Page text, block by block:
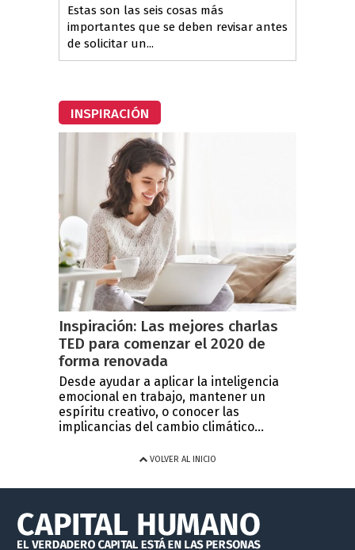
Estas son las seis cosas más
importantes que se deben revisar antes
de solicitar un...
INSPIRACIÓN
Inspiración: Las mejores charlas
TED para comenzar el 2020 de
forma renovada
Desde ayudar a aplicar la inteligencia
emocional en trabajo, mantener un
espíritu creativo, o conocer las
implicancias del cambio climático...
VOLVER AL INICIO